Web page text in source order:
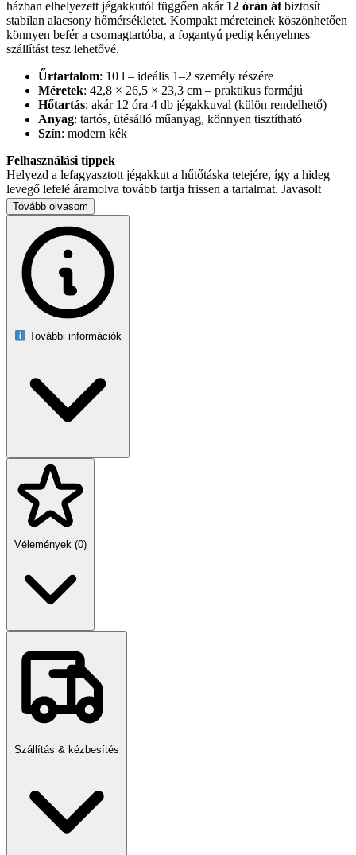
házban elhelyezett jégakkutól függően akár 12 órán át biztosít
stabilan alacsony hőmérsékletet. Kompakt méreteinek köszönhetően
könnyen befér a csomagtartóba, a fogantyú pedig kényelmes
szállítást tesz lehetővé.
Űrtartalom: 10 l – ideális 1–2 személy részére
Méretek: 42,8 × 26,5 × 23,3 cm – praktikus formájú
Hőtartás: akár 12 óra 4 db jégakkuval (külön rendelhető)
Anyag: tartós, ütésálló műanyag, könnyen tisztítható
Szín: modern kék
Felhasználási tippek
Helyezd a lefagyasztott jégakkut a hűtőtáska tetejére, így a hideg
levegő lefelé áramolva tovább tartja frissen a tartalmat. Javasolt
előhűteni a belekerülő italokat és ételeket, hogy optimális maradjon
a hőmérséklet akár egész nap.
Élvezd a hűsítő italokat bárhol, bármikor – bízd magad a Curver
minőségére!
Tovább olvasom
További információk
Vélemények (0)
Szállítás & kézbesítés